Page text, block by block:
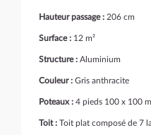
Hauteur passage : 206 cm
Surface : 12 m²
Structure : Aluminium
Couleur : Gris anthracite
Poteaux : 4 pieds 100 x 100
Toit : Toit plat composé de 7